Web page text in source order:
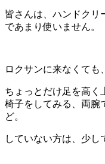
皆さんは、ハンドクリ
であまり使いません。
ロクサンに来なくても
ちょっとだけ足を高く
椅子をしてみる、両腕
ど。
していない方は、少し